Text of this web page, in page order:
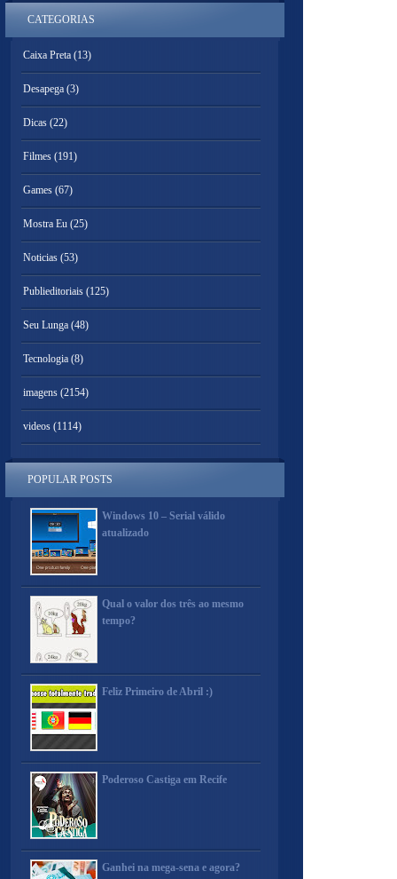
CATEGORIAS
Caixa Preta (13)
Desapega (3)
Dicas (22)
Filmes (191)
Games (67)
Mostra Eu (25)
Noticias (53)
Publieditoriais (125)
Seu Lunga (48)
Tecnologia (8)
imagens (2154)
videos (1114)
POPULAR POSTS
Windows 10 – Serial válido
atualizado
Qual o valor dos três ao mesmo
tempo?
Feliz Primeiro de Abril :)
Poderoso Castiga em Recife
Ganhei na mega-sena e agora?